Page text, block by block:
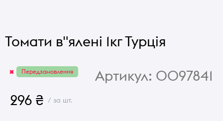
Томати в"ялені 1кг Турція
Передзамовлення Артикул: 0097841
296 ₴ / за шт.